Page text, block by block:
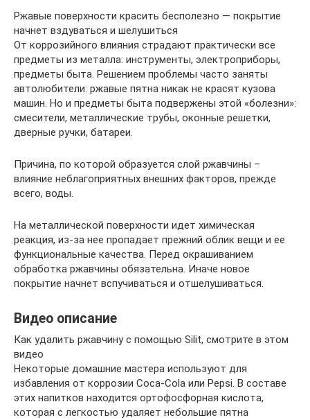
Ржавые поверхности красить бесполезно — покрытие
начнет вздуваться и шелушиться
От коррозийного влияния страдают практически все
предметы из металла: инструменты, электроприборы,
предметы быта. Решением проблемы часто заняты
автолюбители: ржавые пятна никак не красят кузова
машин. Но и предметы быта подвержены этой «болезни»:
смесители, металлические трубы, оконные решетки,
дверные ручки, батареи.
Причина, по которой образуется слой ржавчины –
влияние неблагоприятных внешних факторов, прежде
всего, воды.
На металлической поверхности идет химическая
реакция, из-за нее пропадает прежний облик вещи и ее
функциональные качества. Перед окрашиванием
обработка ржавчины обязательна. Иначе новое
покрытие начнет вспучиваться и отшелушиваться.
Видео описание
Как удалить ржавчину с помощью Silit, смотрите в этом
видео
Некоторые домашние мастера используют для
избавления от коррозии Coca-Cola или Pepsi. В составе
этих напитков находится ортофосфорная кислота,
которая с легкостью удаляет небольшие пятна